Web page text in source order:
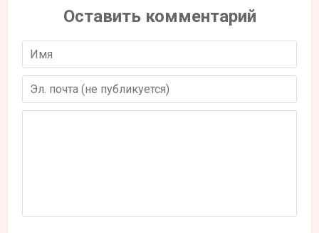
Оставить комментарий